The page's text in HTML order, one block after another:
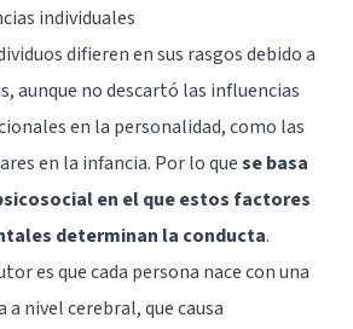
individuales
difieren en sus rasgos debido a
aunque no descartó las influencias
en la personalidad, como las
en la infancia. Por lo quese basa
en el que estos factores
determinan la conducta.
es que cada persona nace con una
nivel cerebral, que causa